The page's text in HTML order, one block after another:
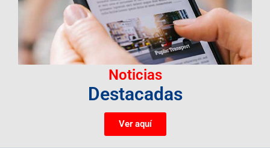
Noticias
Destacadas
Ver aquí